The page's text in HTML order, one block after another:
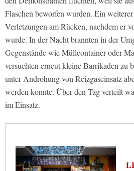
Flaschen beworfen wurden. Ein
Verletzungen am Rücken, nachdem er
wurde. In der Nacht brannten in der
Gegenstände wie Müllcontainer oder
versuchten erneut kleine Barrikaden zu
unter Androhung von Reizgaseinsatz
werden konnte. Über den Tag verteilt
im Einsatz.